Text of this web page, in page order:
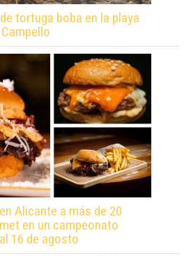
tortuga boba en la playa
Alicante a más de 20
en un campeonato
16 de agosto